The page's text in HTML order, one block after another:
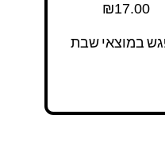
₪17.00
במוצאי שבת